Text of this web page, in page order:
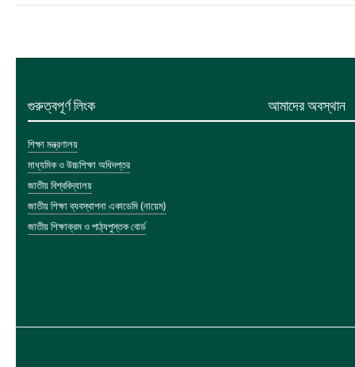
গুরুত্বপূর্ণ লিংক
শিক্ষা মন্ত্রণালয়
মাধ্যমিক ও উচ্চশিক্ষা অধিদপ্তর
জাতীয় বিশ্ববিদ্যালয়
জাতীয় শিক্ষা ব্যবস্থাপনা একাডেমি (নায়েম)
জাতীয় শিক্ষাক্রম ও পাঠ্যপুস্তক বোর্ড
আমাদের অবস্থান